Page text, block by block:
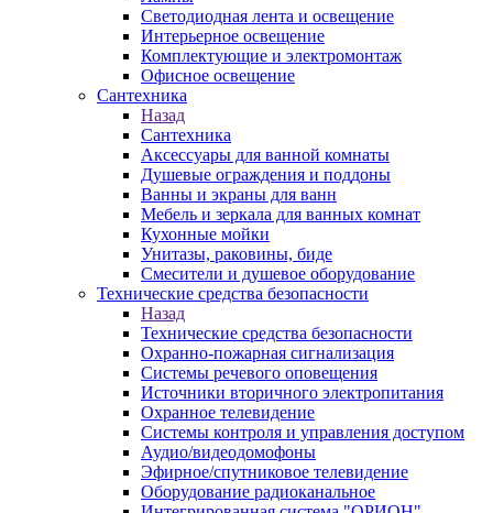
Светодиодная лента и освещение
Интерьерное освещение
Комплектующие и электромонтаж
Офисное освещение
Сантехника
Назад
Сантехника
Аксессуары для ванной комнаты
Душевые ограждения и поддоны
Ванны и экраны для ванн
Мебель и зеркала для ванных комнат
Кухонные мойки
Унитазы, раковины, биде
Смесители и душевое оборудование
Технические средства безопасности
Назад
Технические средства безопасности
Охранно-пожарная сигнализация
Системы речевого оповещения
Источники вторичного электропитания
Охранное телевидение
Системы контроля и управления доступом
Аудио/видеодомофоны
Эфирное/спутниковое телевидение
Оборудование радиоканальное